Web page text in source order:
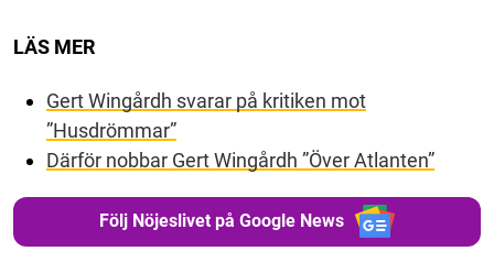
LÄS MER
Gert Wingårdh svarar på kritiken mot
”Husdrömmar”
Därför nobbar Gert Wingårdh ”Över Atlanten”
Följ Nöjeslivet på Google News